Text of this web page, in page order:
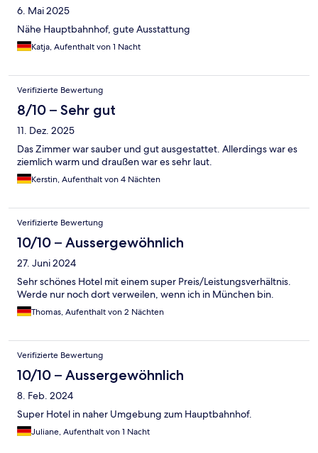
6. Mai 2025
Nähe Hauptbahnhof, gute Ausstattung
Katja, Aufenthalt von 1 Nacht
Verifizierte Bewertung
8/10 – Sehr gut
11. Dez. 2025
Das Zimmer war sauber und gut ausgestattet. Allerdings war es
ziemlich warm und draußen war es sehr laut.
Kerstin, Aufenthalt von 4 Nächten
Verifizierte Bewertung
10/10 – Aussergewöhnlich
27. Juni 2024
Sehr schönes Hotel mit einem super Preis/Leistungsverhältnis.
Werde nur noch dort verweilen, wenn ich in München bin.
Thomas, Aufenthalt von 2 Nächten
Verifizierte Bewertung
10/10 – Aussergewöhnlich
8. Feb. 2024
Super Hotel in naher Umgebung zum Hauptbahnhof.
Juliane, Aufenthalt von 1 Nacht